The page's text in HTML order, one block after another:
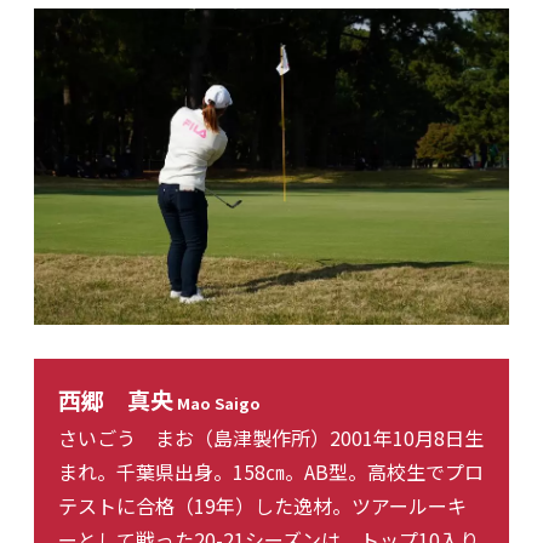
西郷 真央 Mao Saigo
さいごう まお（島津製作所）2001年10月8日生
まれ。千葉県出身。158㎝。AB型。高校生でプロ
テストに合格（19年）した逸材。ツアールーキ